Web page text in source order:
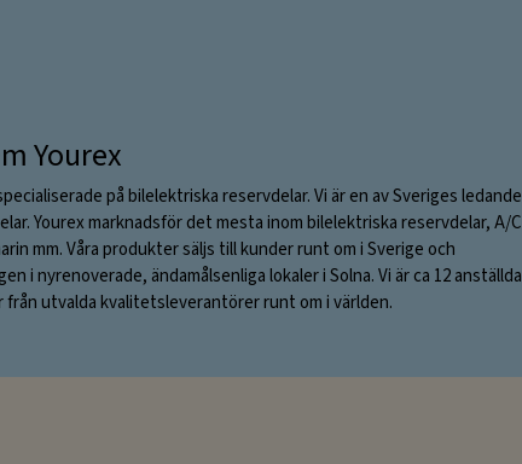
Yourex
på bilelektriska reservdelar. Vi är en av Sveriges ledande
Yourex marknadsför det mesta inom bilelektriska reservdelar, A/C
mm. Våra produkter säljs till kunder runt om i Sverige och
i nyrenoverade, ändamålsenliga lokaler i Solna. Vi är ca 12 anställda
från utvalda kvalitetsleverantörer runt om i världen.